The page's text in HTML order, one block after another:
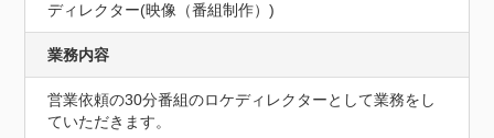
ディレクター(映像（番組制作）)
業務内容
営業依頼の30分番組のロケディレクターとして業務をし
ていただきます。